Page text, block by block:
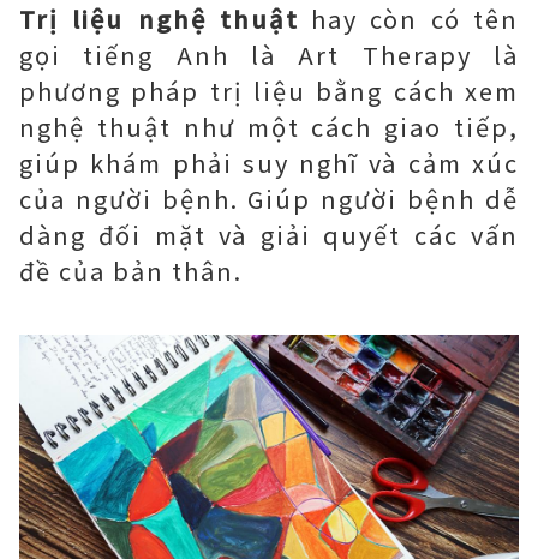
Trị liệu nghệ thuật hay còn có tên
gọi tiếng Anh là Art Therapy là
phương pháp trị liệu bằng cách xem
nghệ thuật như một cách giao tiếp,
giúp khám phải suy nghĩ và cảm xúc
của người bệnh. Giúp người bệnh dễ
dàng đối mặt và giải quyết các vấn
đề của bản thân.